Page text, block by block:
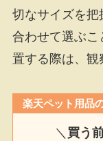
切なサイズを把
合わせて選ぶこ
置する際は、観
楽天ペット用品
＼ 買う